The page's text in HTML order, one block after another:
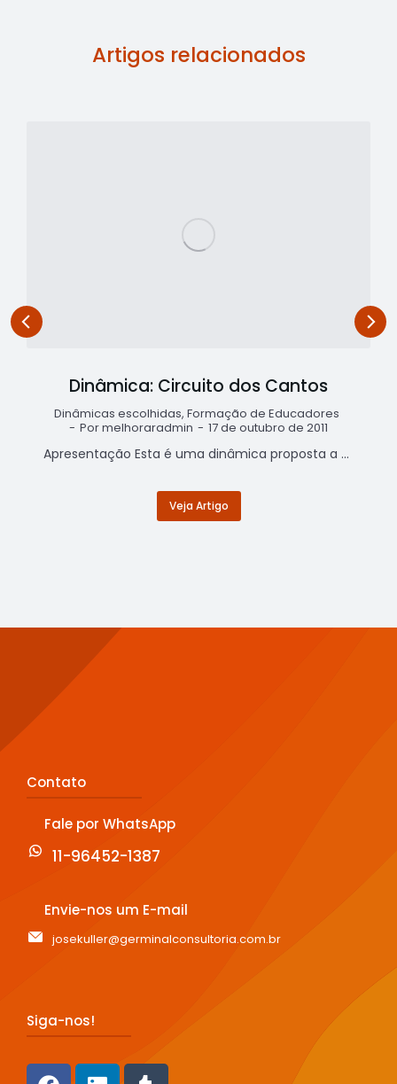
Artigos relacionados
Dinâmica: Circuito dos Cantos
Dinâmicas escolhidas, Formação de Educadores
Pormelhoraradmin 17 de outubro de 2011
Apresentação Esta é uma dinâmica proposta a um grupo de professores de educação profissional, dentro de um programa de formação continuada desses docentes. A dinâmica, usada já no começo do curso, objetiva dar início a um processo de desenvolvimento da capacidade de elaborar planejamentos de ensino-aprendizagem com foco no desenvolvimento de competências. I. Introdução Em…
Veja Artigo
Contato
Fale por WhatsApp
11-96452-1387
Envie-nos um E-mail
josekuller@germinalconsultoria.com.br
Siga-nos!